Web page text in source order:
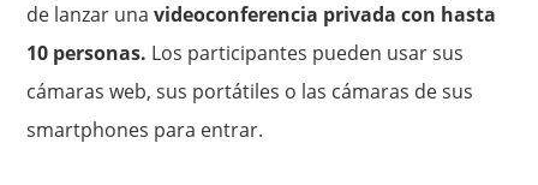
de lanzar unavideoconferencia privada con hasta
10 personas. Los participantes pueden usar sus
cámaras web, sus portátiles o las cámaras de sus
smartphones para entrar.